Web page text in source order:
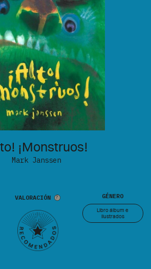
¡Monstruos!
Mark Janssen
VALORACIÓN GÉNERO
Libro álbum e
ilustrados